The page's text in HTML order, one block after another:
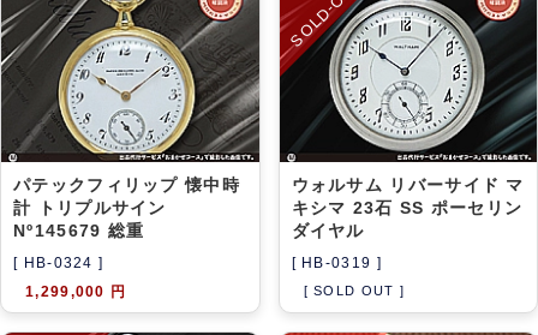
パテックフィリップ 懐中時
計 トリプルサイン
Nº145679 総重
[ HB-0324 ]
1,299,000 円
ウォルサム リバーサイド マ
キシマ 23石 SS ポーセリン
ダイヤル
[ HB-0319 ]
[ SOLD OUT ]